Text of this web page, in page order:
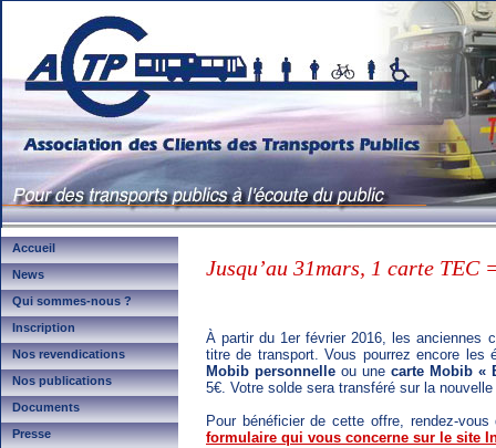
Accueil
News
Qui sommes-nous ?
Inscription
Nos revendications
Nos publications
Documents
Presse
Jusqu’au 31mars, 1 carte
À partir du 1er février 2016, les anciennes
titre de transport. Vous pourrez encore les
Mobib personnelle ou unecarte Mobib «
5€. Votre solde sera transféré sur la
Pour bénéficier de cette offre, rendez-vous
formulaire qui vous concerne sur le site